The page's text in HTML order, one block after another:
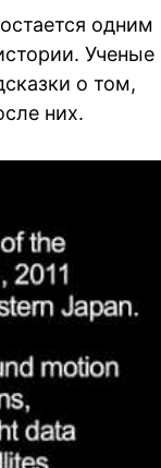
одним
Ученые
о том,
них.